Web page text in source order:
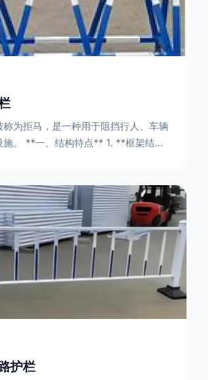
称为拒马，是一种用于阻挡行人、车辆
**框架结构
。这些框架相互连接，形成一个稳定的
一定的冲击力。例如，在一些临时交通
角形框架的拒马护栏可以很方便地拼接
个小的三角锥形状的结构单
护栏